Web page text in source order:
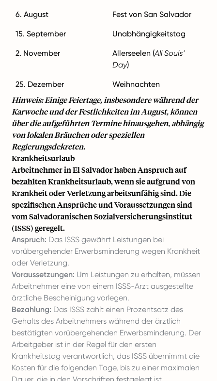
6. August Fest von San Salvador
15. September Unabhängigkeitstag
2. November Allerseelen (All Souls'
Day)
25. Dezember Weihnachten
Hinweis: Einige Feiertage, insbesondere während der
Karwoche und der Festlichkeiten im August, können
über die aufgeführten Termine hinausgehen, abhängig
von lokalen Bräuchen oder speziellen
Regierungsdekreten.
Krankheitsurlaub
Arbeitnehmer in El Salvador haben Anspruch auf
bezahlten Krankheitsurlaub, wenn sie aufgrund von
Krankheit oder Verletzung arbeitsunfähig sind. Die
spezifischen Ansprüche und Voraussetzungen sind
vom Salvadoranischen Sozialversicherungsinstitut
(ISSS) geregelt.
Anspruch: Das ISSS gewährt Leistungen bei
vorübergehender Erwerbsminderung wegen Krankheit
oder Verletzung.
Voraussetzungen: Um Leistungen zu erhalten, müssen
Arbeitnehmer eine von einem ISSS-Arzt ausgestellte
ärztliche Bescheinigung vorlegen.
Bezahlung: Das ISSS zahlt einen Prozentsatz des
Gehalts des Arbeitnehmers während der ärztlich
bestätigten vorübergehenden Erwerbsminderung. Der
Arbeitgeber ist in der Regel für den ersten
Krankheitstag verantwortlich, das ISSS übernimmt die
Kosten für die folgenden Tage, bis zu einer maximalen